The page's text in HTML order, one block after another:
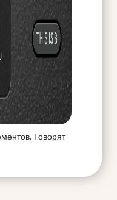
Говорят